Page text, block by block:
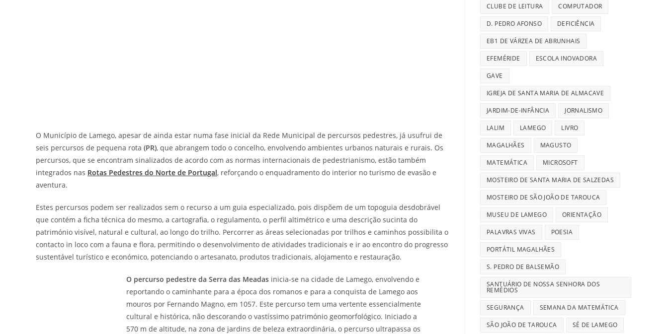
O Município de Lamego, apesar de ainda estar numa fase inicial da Rede Municipal de percursos pedestres, já usufrui de
seis percursos de pequena rota (PR), que abrangem todo o concelho, envolvendo ambientes urbanos naturais e rurais. Os
percursos, que se encontram sinalizados de acordo com as normas internacionais de pedestrianismo, estão também
integrados nas Rotas Pedestres do Norte de Portugal, reforçando o enquadramento do interior no turismo de evasão e
aventura.
Estes percursos podem ser realizados sem o recurso a um guia especializado, pois dispõem de um topoguia desdobrável
que contém a ficha técnica do mesmo, a cartografia, o regulamento, o perfil altimétrico e uma descrição sucinta do
património visível, natural e cultural, ao longo do trilho. Percorrer as áreas selecionadas por trilhos e caminhos possibilita o
contacto in loco com a fauna e flora, permitindo o desenvolvimento de atividades tradicionais e ir ao encontro do progresso
sustentável turístico e económico, potenciando o artesanato, produtos tradicionais, alojamento e restauração.
O percurso pedestre da Serra das Meadasinicia-se na cidade de Lamego, envolvendo e
reportando o caminhante para a época dos romanos e para a conquista de Lamego aos
mouros por Fernando Magno, em 1057. Este percurso tem uma vertente essencialmente
cultural e histórica, não descorando o vastíssimo património geomorfológico. Iniciado a
570 m de altitude, na zona de jardins de beleza extraordinária, o percurso ultrapassa os
CLUBE DE LEITURA COMPUTADOR
D. PEDRO AFONSO DEFICIÊNCIA
EB1 DE VÁRZEA DE ABRUNHAIS
EFEMÉRIDE ESCOLA INOVADORA
GAVE
IGREJA DE SANTA MARIA DE ALMACAVE
JARDIM-DE-INFÂNCIA JORNALISMO
LALIM LAMEGO LIVRO
MAGALHÃES MAGUSTO
MATEMÁTICA MICROSOFT
MOSTEIRO DE SANTA MARIA DE SALZEDAS
MOSTEIRO DE SÃO JOÃO DE TAROUCA
MUSEU DE LAMEGO ORIENTAÇÃO
PALAVRAS VIVAS POESIA
PORTÁTIL MAGALHÃES
S. PEDRO DE BALSEMÃO
SANTUÁRIO DE NOSSA SENHORA DOS
REMÉDIOS
SEGURANÇA SEMANA DA MATEMÁTICA
SÃO JOÃO DE TAROUCA SÉ DE LAMEGO